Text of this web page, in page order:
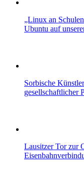
„Linux an
Ubuntu auf
Sorbische
gesellschaftlicher
Lausitzer Tor zur